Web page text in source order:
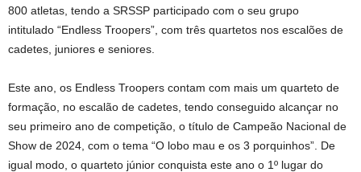
800 atletas, tendo a SRSSP participado com o seu grupo
intitulado “Endless Troopers”, com três quartetos nos escalões de
cadetes, juniores e seniores.
Este ano, os Endless Troopers contam com mais um quarteto de
formação, no escalão de cadetes, tendo conseguido alcançar no
seu primeiro ano de competição, o título de Campeão Nacional de
Show de 2024, com o tema “O lobo mau e os 3 porquinhos”. De
igual modo, o quarteto júnior conquista este ano o 1º lugar do